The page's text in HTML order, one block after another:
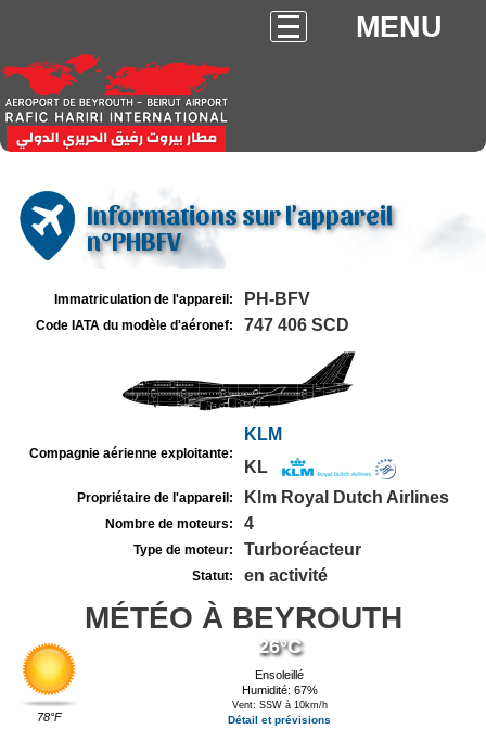
MENU
Informations sur l'appareil
n°PHBFV
Immatriculation de l'appareil: PH-BFV
Code IATA du modèle d'aéronef: 747 406 SCD
Compagnie aérienne exploitante:
KLM
KL
Propriétaire de l'appareil: Klm Royal Dutch Airlines
Nombre de moteurs: 4
Type de moteur: Turboréacteur
Statut: en activité
MÉTÉO À BEYROUTH
78°F
26°C
Ensoleillé
Humidité: 67%
Vent: SSW à 10km/h
Détail et prévisions